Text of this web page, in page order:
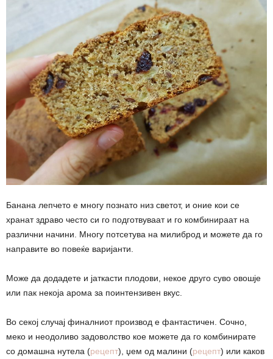
Банана лепчето е многу познато низ светот, и оние кои се
хранат здраво често си го подготвуваат и го комбинираат на
различни начини. Многу потсетува на милиброд и можете да го
направите во повеќе варијанти.
Може да додадете и јаткасти плодови, некое друго суво овошје
или пак некоја арома за поинтензивен вкус.
Во секој случај финалниот производ е фантастичен. Сочно,
меко и неодоливо задоволство кое можете да го комбинирате
со домашна нутела (рецепт), џем од малини (рецепт) или каков